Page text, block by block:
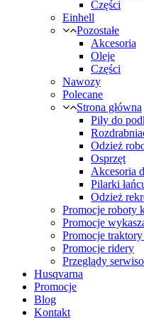
Części
Einhell
Pozostałe
Akcesoria
Oleje
Części
Nawozy
Polecane
Strona główna
Piły do
Odzież
Osprzęt
Akcesoria
Pilarki
Odzież
Promocje roboty
Promocje
Promocje
Promocje ridery
Przeglądy
Husqvarna
Promocje
Blog
Kontakt